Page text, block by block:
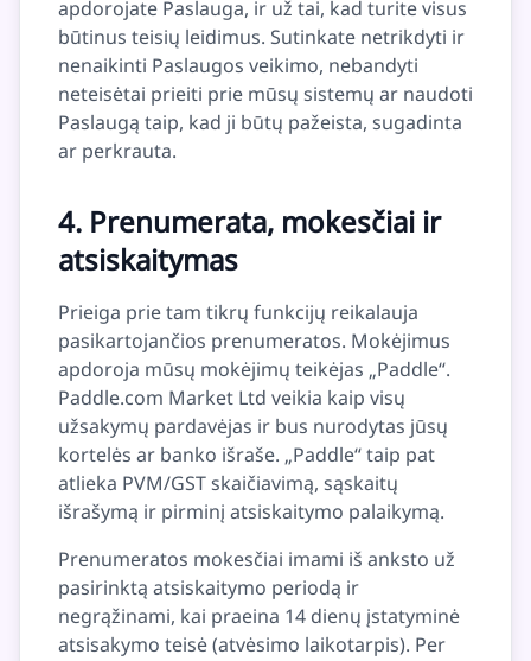
apdorojate Paslauga, ir už tai, kad turite visus
būtinus teisių leidimus. Sutinkate netrikdyti ir
nenaikinti Paslaugos veikimo, nebandyti
neteisėtai prieiti prie mūsų sistemų ar naudoti
Paslaugą taip, kad ji būtų pažeista, sugadinta
ar perkrauta.
4. Prenumerata, mokesčiai ir
atsiskaitymas
Prieiga prie tam tikrų funkcijų reikalauja
pasikartojančios prenumeratos. Mokėjimus
apdoroja mūsų mokėjimų teikėjas „Paddle“.
Paddle.com Market Ltd veikia kaip visų
užsakymų pardavėjas ir bus nurodytas jūsų
kortelės ar banko išraše. „Paddle“ taip pat
atlieka PVM/GST skaičiavimą, sąskaitų
išrašymą ir pirminį atsiskaitymo palaikymą.
Prenumeratos mokesčiai imami iš anksto už
pasirinktą atsiskaitymo periodą ir
negrąžinami, kai praeina 14 dienų įstatyminė
atsisakymo teisė (atvėsimo laikotarpis). Per